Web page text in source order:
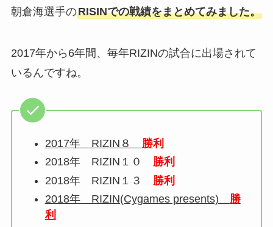
朝倉海選手のRISINでの戦績をまとめてみました。
2017年から6年間、毎年RIZINの試合に出場されて
いるんですね。
2017年 RIZIN８ 勝利
2018年 RIZIN１０ 勝利
2018年 RIZIN１３ 勝利
2018年 RIZIN(Cygames presents) 勝
利